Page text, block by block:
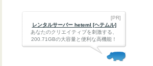
[PR]
レンタルサーバー heteml [ヘテムル]
あなたのクリエイティブを刺激する、
200.71GBの大容量と便利な高機能！